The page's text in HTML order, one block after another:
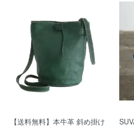
【送料無料】本牛革 斜め掛け